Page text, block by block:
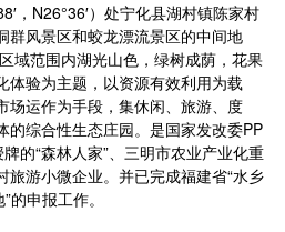
N26°36′）处宁化县湖村镇陈家村
群风景区和蛟龙漂流景区的中间地
域范围内湖光山色，绿树成荫，花果
体验为主题，以资源有效利用为载
场运作为手段，集休闲、旅游、度
的综合性生态庄园。是国家发改委PP
的“森林人家”、三明市农业产业化重
旅游小微企业。并已完成福建省“水乡
的申报工作。